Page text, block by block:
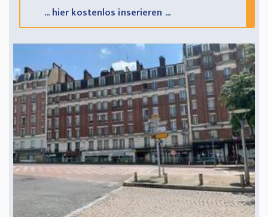
... hier kostenlos inserieren ...